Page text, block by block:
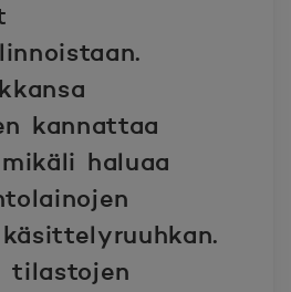
kannattaa
haluaa
tilastojen